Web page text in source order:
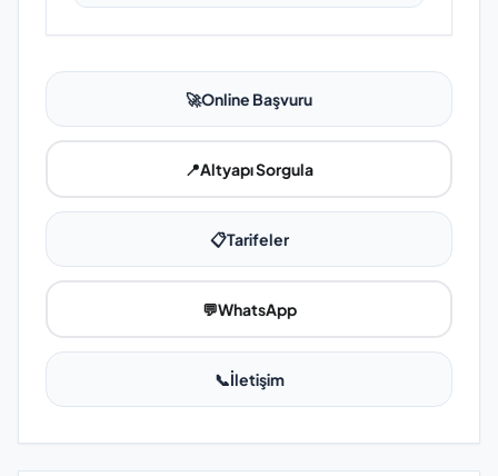
🚀Online Başvuru
📍Altyapı Sorgula
📋Tarifeler
💬WhatsApp
📞İletişim